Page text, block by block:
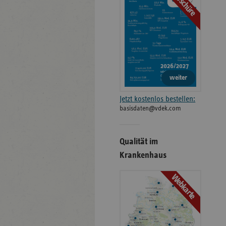
weiter
Jetzt kostenlos bestellen:
basisdaten@vdek.com
Qualität im
Krankenhaus
Webkarte